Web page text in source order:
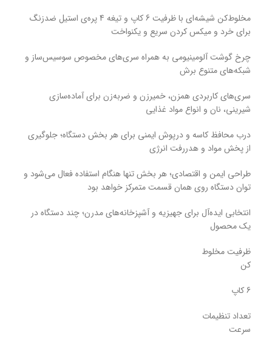
مخلوط‌کن شیشه‌ای با ظرفیت 6 کاپ و تیغه 4 پره‌ی استیل ضدزنگ
برای خرد و میکس کردن سریع و یکنواخت
چرخ گوشت آلومینیومی به همراه سری‌های مخصوص سوسیس‌ساز و
شبکه‌های متنوع برش
سری‌های کاربردی همزن، خمیرزن و ضربه‌زن برای آماده‌سازی
شیرینی، نان و انواع مواد غذایی
درب محافظ کاسه و درپوش ایمنی برای هر بخش دستگاه؛ جلوگیری
از پخش مواد و هدررفت انرژی
طراحی ایمن و اقتصادی؛ هر بخش تنها هنگام استفاده فعال می‌شود و
توان دستگاه روی همان قسمت متمرکز خواهد بود
انتخابی ایده‌آل برای جهیزیه و آشپزخانه‌های مدرن؛ چند دستگاه در
یک محصول
ظرفیت مخلوط
کن
6 کاپ
تعداد تنظیمات
سرعت